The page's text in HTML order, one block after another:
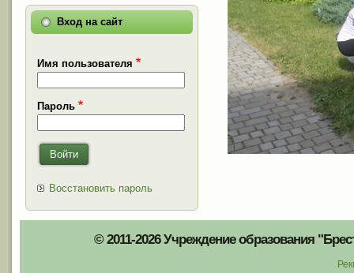
Вход на сайт
Имя пользователя
Пароль
Войти
Восстановить пароль
© 2011-2026 Учреждение образования